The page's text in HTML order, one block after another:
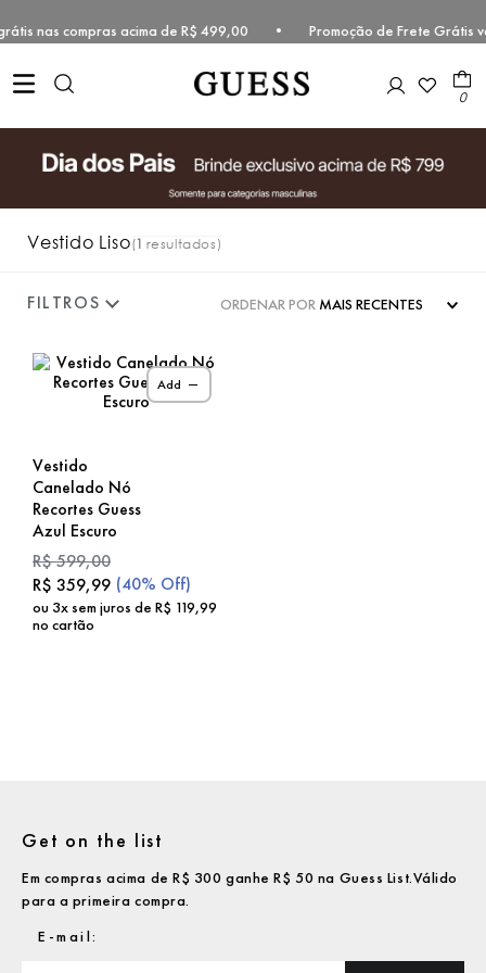
nas compras acima de R$ 499,00 • Promoção de Frete
0
Vestido Liso 1
ORDENAR POR MAIS RECENTES
Add
Vestido
Canelado Nó
Recortes Guess
Azul Escuro
R$599,00
R$ 359,99 (40% Off)
ou 3x sem juros de R$ 119,99
no cartão
Get on the list
Em compras acima de R$ 300 ganhe R$ 50 na Guess List.Válido
para a primeira compra.